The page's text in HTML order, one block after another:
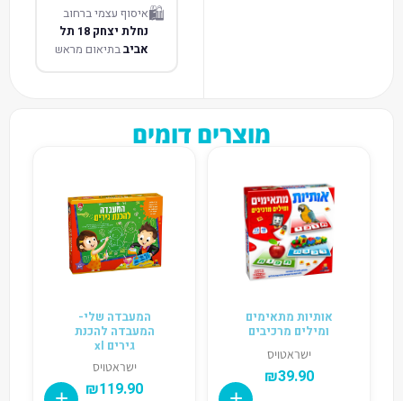
🛍️איסוף עצמי ברחוב
נחלת יצחק 18 תל
אביבבתיאום מראש
מוצרים דומים
אותיות מתאימים
ומילים מרכיבים
ישראטויס
₪39.90
המעבדה שלי-
המעבדה להכנת
גירים xl
ישראטויס
₪119.90